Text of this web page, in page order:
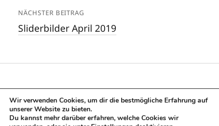
NÄCHSTER BEITRAG
Sliderbilder April 2019
Wir verwenden Cookies, um dir die bestmögliche Erfahrung auf
unserer Website zu bieten.
Du kannst mehr darüber erfahren, welche Cookies wir